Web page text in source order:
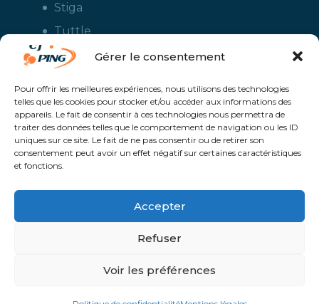
Gérer le consentement
Pour offrir les meilleures expériences, nous utilisons des technologies
telles que les cookies pour stocker et/ou accéder aux informations des
appareils. Le fait de consentir à ces technologies nous permettra de
traiter des données telles que le comportement de navigation ou les ID
uniques sur ce site. Le fait de ne pas consentir ou de retirer son
consentement peut avoir un effet négatif sur certaines caractéristiques
et fonctions.
Accepter
Refuser
Voir les préférences
Stiga
Tuttle
Xiom
le tennis de table - Boutique en ligne ouverte aux clubs de ping pong,
aux écoles et aux pongistes amateurs - Raquettes de ping pong, sacs,
housses, chaussures, balles, tables de ping pong, colles, nettoyants,
Un service proposé parSolaris @Proximité - Création de site internet à
Avranches | Manche | Normandie |